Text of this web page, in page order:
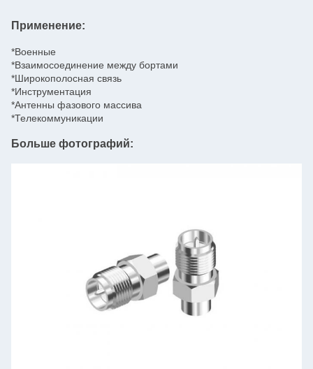
Применение:
*Военные
*Взаимосоединение между бортами
*Широкополосная связь
*Инструментация
*Антенны фазового массива
*Телекоммуникации
Больше фотографий: